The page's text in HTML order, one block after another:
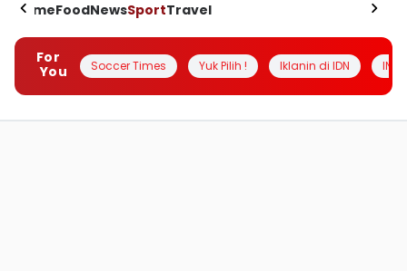
HomeFoodNewsSportTravel
For
You
Soccer Times Yuk Pilih ! Iklanin di IDN